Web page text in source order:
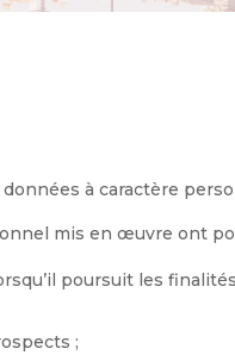
à caractère
mis en œuvre ont
poursuit les
;